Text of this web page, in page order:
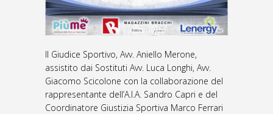
Il Giudice Sportivo, Avv. Aniello Merone,
assistito dai Sostituti Avv. Luca Longhi, Avv.
Giacomo Scicolone con la collaborazione del
rappresentante dell’A.I.A. Sandro Capri e del
Coordinatore Giustizia Sportiva Marco Ferrari